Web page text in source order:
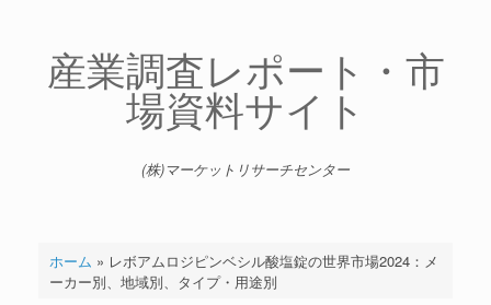
産業調査レポート・市
場資料サイト
(株)マーケットリサーチセンター
ホーム » レボアムロジピンベシル酸塩錠の世界市場2024：メ
ーカー別、地域別、タイプ・用途別